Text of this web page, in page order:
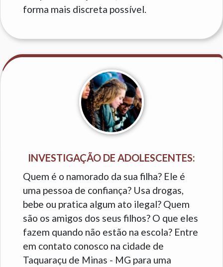
forma mais discreta possível.
INVESTIGAÇÃO DE ADOLESCENTES:
Quem é o namorado da sua filha? Ele é
uma pessoa de confiança? Usa drogas,
bebe ou pratica algum ato ilegal? Quem
são os amigos dos seus filhos? O que eles
fazem quando não estão na escola? Entre
em contato conosco na cidade de
Taquaraçu de Minas - MG para uma